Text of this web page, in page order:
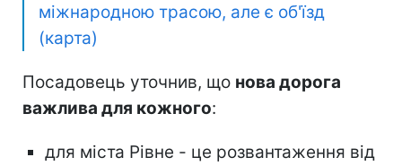
міжнародною трасою, але є об'їзд
(карта)
Посадовець уточнив, що нова дорога
важлива для кожного:
для міста Рівне - це розвантаження від